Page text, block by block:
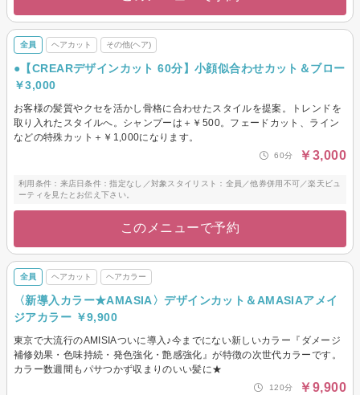
全員 ヘアカット その他(ヘア)
●【CREARデザインカット 60分】小顔似合わせカット＆ブロー
￥3,000
お客様の髪質やクセを活かし骨格に合わせたスタイルを提案。トレンドを
取り入れたスタイルへ。シャンプーは＋￥500。フェードカット、ライン
などの特殊カット＋￥1,000になります。
60分 ￥3,000
利用条件：来店日条件：指定なし／対象スタイリスト：全員／他券併用不可／楽天ビュ
ーティを見たとお伝え下さい。
このメニューで予約
全員 ヘアカット ヘアカラー
〈新導入カラー★AMASIA〉デザインカット＆AMASIAアメイ
ジアカラー ￥9,900
東京で大流行のAMISIAついに導入♪今までにない新しいカラー『ダメージ
補修効果・色味持続・発色強化・艶感強化』が特徴の次世代カラーです。
カラー数週間もパサつかず収まりのいい髪に★
120分 ￥9,900